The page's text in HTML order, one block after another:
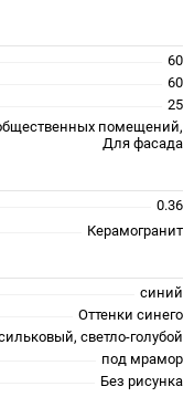
60
60
25
помещений,
Для фасада
0.36
Керамогранит
синий
Оттенки синего
светло-голубой
под мрамор
Без рисунка